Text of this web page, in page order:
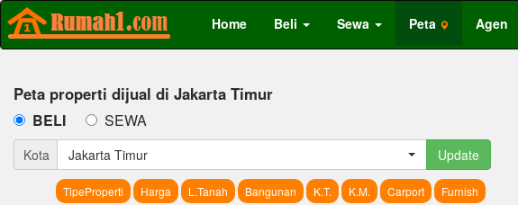
Home Beli Sewa Peta Agen
Peta properti dijual di Jakarta Timur
BELI SEWA
Kota Jakarta Timur Update
TipeProperti Harga L.Tanah Bangunan K.T. K.M. Carport
Furnish